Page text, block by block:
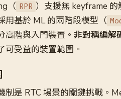
（ RPR ）支援無 keyframe 的
用基於 ML 的兩階段模型（
高階與入門裝置。 非對稱編解
可受益的裝置範圍。
制是 RTC 場景的關鍵挑戰。